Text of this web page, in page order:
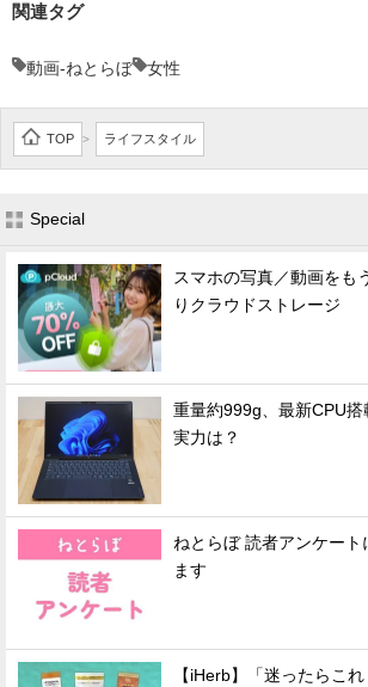
関連タグ
動画-ねとらぼ 女性
TOP > ライフスタイル
Special
スマホの写真／動画をも
りクラウドストレージ
重量約999g、最新CPU
実力は？
ねとらぼ 読者アンケート
ます
【iHerb】「迷ったらこ